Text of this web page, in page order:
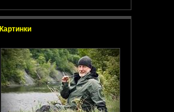
Картинки